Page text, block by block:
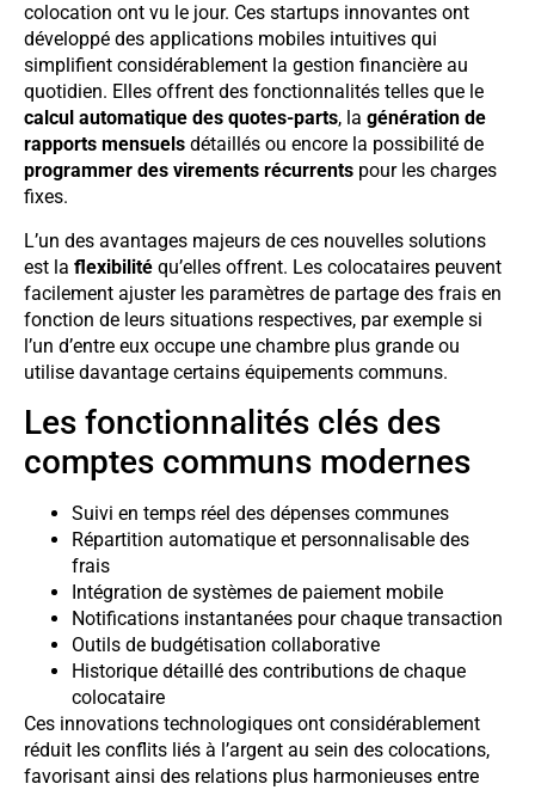
colocation ont vu le jour. Ces startups innovantes ont
développé des applications mobiles intuitives qui
simplifient considérablement la gestion financière au
quotidien. Elles offrent des fonctionnalités telles que le
calcul automatique des quotes-parts, la génération de
rapports mensuels détaillés ou encore la possibilité de
programmer des virements récurrents pour les charges
fixes.
L’un des avantages majeurs de ces nouvelles solutions
est la flexibilité qu’elles offrent. Les colocataires peuvent
facilement ajuster les paramètres de partage des frais en
fonction de leurs situations respectives, par exemple si
l’un d’entre eux occupe une chambre plus grande ou
utilise davantage certains équipements communs.
Les fonctionnalités clés des
comptes communs modernes
Suivi en temps réel des dépenses communes
Répartition automatique et personnalisable des
frais
Intégration de systèmes de paiement mobile
Notifications instantanées pour chaque transaction
Outils de budgétisation collaborative
Historique détaillé des contributions de chaque
colocataire
Ces innovations technologiques ont considérablement
réduit les conflits liés à l’argent au sein des colocations,
favorisant ainsi des relations plus harmonieuses entre